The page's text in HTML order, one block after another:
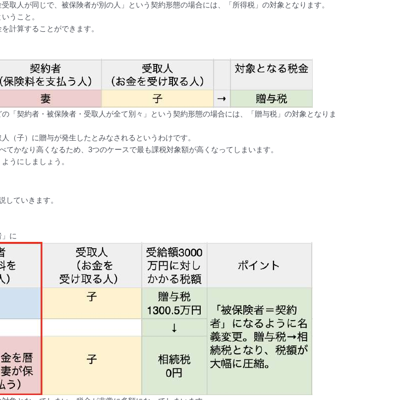
取人が同じで、被保険者が別の人」という契約形態の場合には、「所得税」の対象となります。
うこと。
計算することができます。
「契約者・被保険者・受取人が全て別々」という契約形態の場合には、「贈与税」の対象となりま
（子）に贈与が発生したとみなされるというわけです。
かなり高くなるため、3つのケースで最も課税対象額が高くなってしまいます。
うにしましょう。
していきます。
に